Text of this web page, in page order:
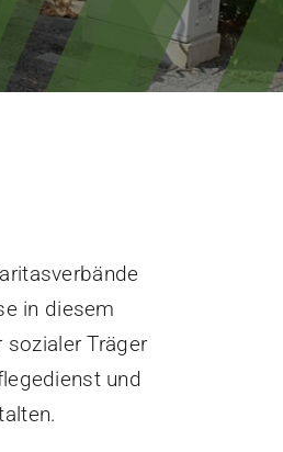
in diesem
Träger
und